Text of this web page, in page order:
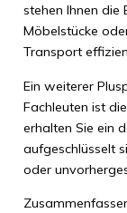
stehen Ihnen die
Möbelstücke
Transport
Ein weiterer
Fachleuten ist
erhalten Sie ein
aufgeschlüsselt
oder